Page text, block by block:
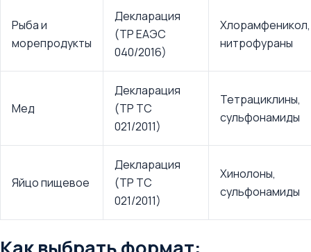
Рыба и
морепродукты
Декларация
(ТР ЕАЭС
040/2016)
Хлорамфеникол,
нитрофураны
Мед
Декларация
(ТР ТС
021/2011)
Тетрациклины,
сульфонамиды
Яйцо пищевое
Декларация
(ТР ТС
021/2011)
Хинолоны,
сульфонамиды